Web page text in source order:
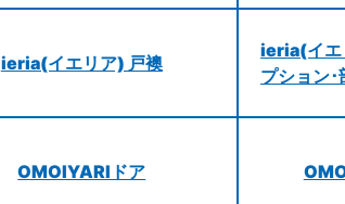
ieria(イエリア) 戸襖
ieria(イエ
プション･
OMOIYARIドア